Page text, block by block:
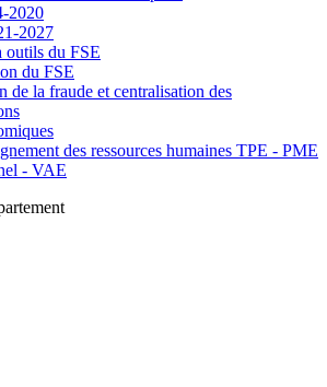
2020
2027
outils du FSE
du FSE
de la fraude et centralisation des
des ressources humaines TPE - PME
- VAE